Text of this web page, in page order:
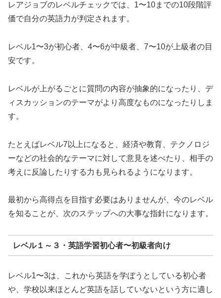
レアジョブのレベルチェックでは、1〜10までの10段階評
価で自分の英語力が判定されます。
レベル1〜3が初心者、4〜6が中級者、7〜10が上級者の目
安です。
レベルが上がるごとに質問の内容が抽象的になったり、デ
ィスカッションのテーマがより高度なものになったりしま
す。
たとえばレベル7以上になると、経済や教育、テクノロジ
ーなどの社会的なテーマに対して意見を述べたり、相手の
考えに反論したりする力も見られるようになります。
最初から高得点を目指す必要はありませんが、今のレベル
を知ることが、次のステップへの大事な指針になります。
レベル１～３・英語学習初心者〜初級者向け
レベル1〜3は、これから英語を学ぼうとしている初心者
や、学校以来ほとんど英語を話していないという方に適し